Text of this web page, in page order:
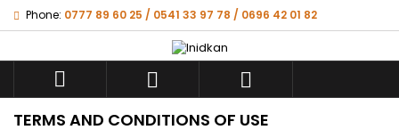
Phone: 0777 89 60 25 / 0541 33 97 78 / 0696 42 01 82
  
TERMS AND CONDITIONS OF USE